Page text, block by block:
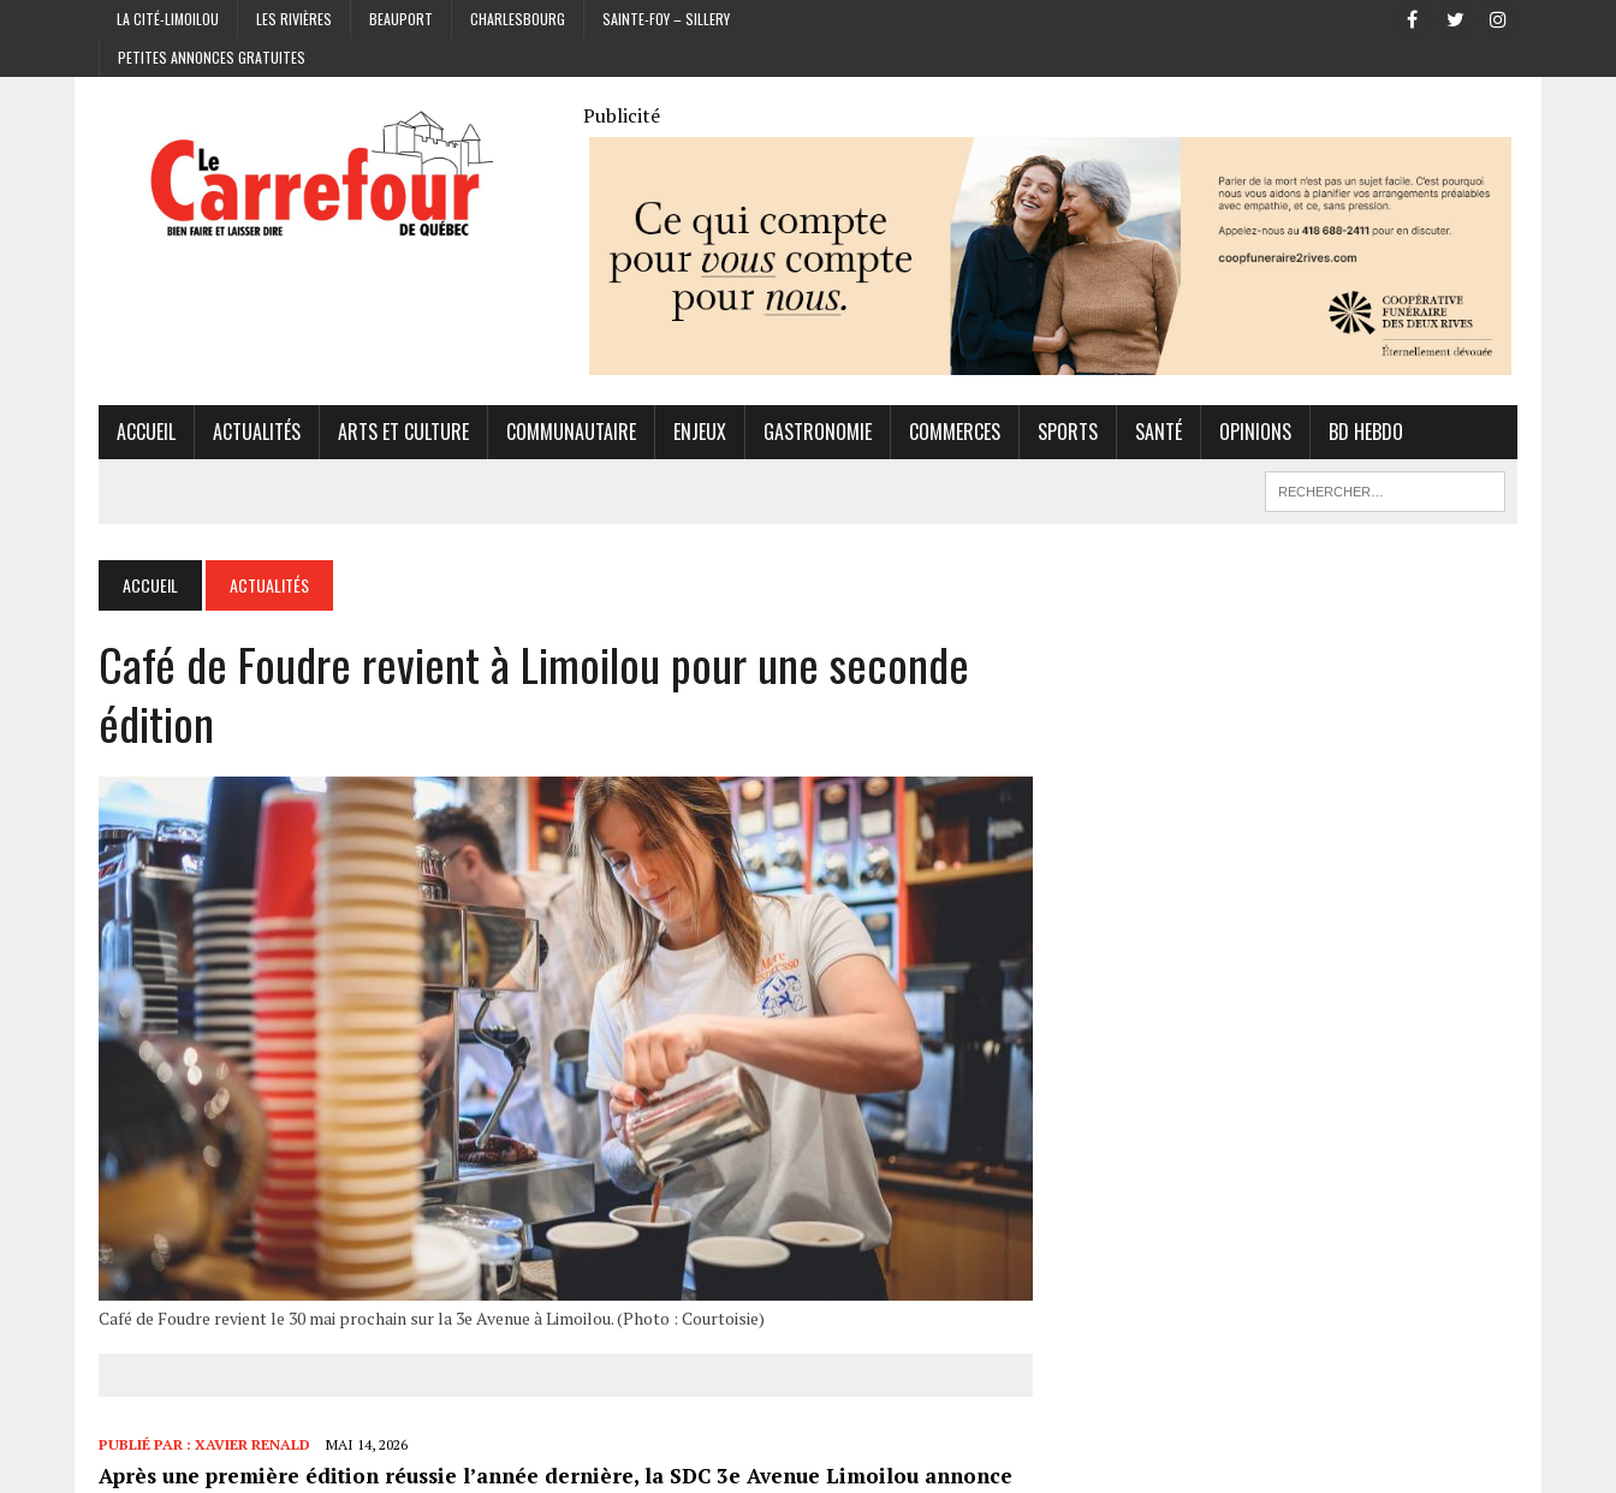
LA CITÉ-LIMOILOU LES RIVIÈRES BEAUPORT CHARLESBOURG
SAINTE-FOY – SILLERY
PETITES ANNONCES GRATUITES
Publicité
ACCUEIL ACTUALITÉS ARTS ET CULTURE COMMUNAUTAIRE ENJEUX GASTRONOMIE COMMERCES SPORTS SANTÉ OPINIONS BD HEBDO
ACCUEIL ACTUALITÉS
Café de Foudre revient à Limoilou pour une seconde
édition
Café de Foudre revient le 30 mai prochain sur la 3e Avenue à Limoilou. (Photo : Courtoisie)
PUBLIÉ PAR : XAVIER RENALD MAI 14, 2026
Après une première édition réussie l’année dernière, la SDC 3e Avenue Limoilou annonce